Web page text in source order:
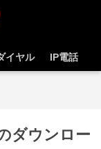
イヤル IP電話
ダウンロー